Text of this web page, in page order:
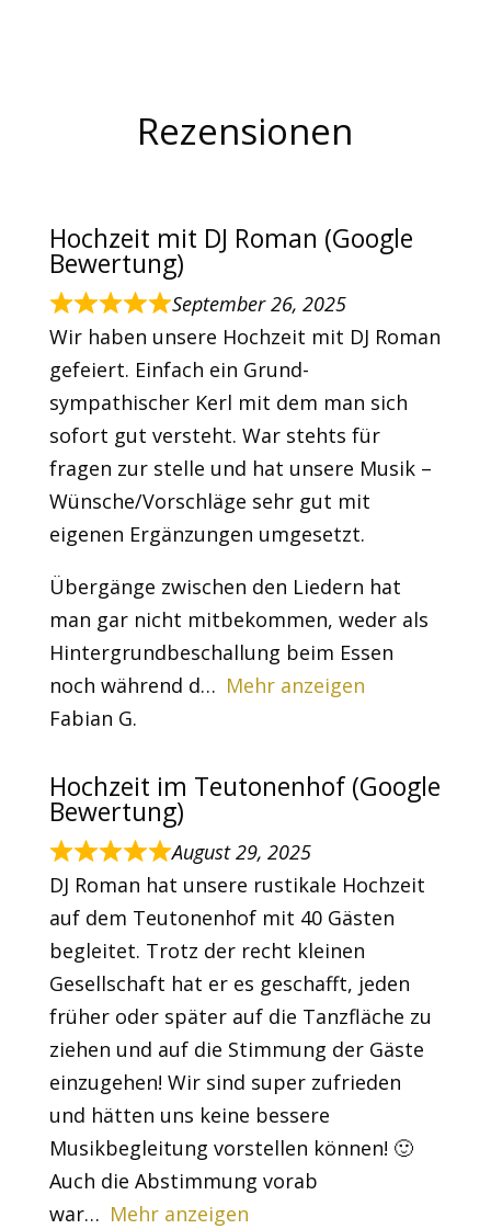
Rezensionen
Hochzeit mit DJ Roman (Google
Bewertung)
September 26, 2025
Wir haben unsere Hochzeit mit DJ Roman
gefeiert. Einfach ein Grund-
sympathischer Kerl mit dem man sich
sofort gut versteht. War stehts für
fragen zur stelle und hat unsere Musik –
Wünsche/Vorschläge sehr gut mit
eigenen Ergänzungen umgesetzt.
Übergänge zwischen den Liedern hat
man gar nicht mitbekommen, weder als
Hintergrundbeschallung beim Essen
noch während d
Mehr anzeigen
Fabian G.
Hochzeit im Teutonenhof (Google
Bewertung)
August 29, 2025
DJ Roman hat unsere rustikale Hochzeit
auf dem Teutonenhof mit 40 Gästen
begleitet. Trotz der recht kleinen
Gesellschaft hat er es geschafft, jeden
früher oder später auf die Tanzfläche zu
ziehen und auf die Stimmung der Gäste
einzugehen! Wir sind super zufrieden
und hätten uns keine bessere
Musikbegleitung vorstellen können! 🙂
Auch die Abstimmung vorab
war
Mehr anzeigen